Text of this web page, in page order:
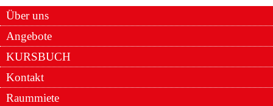
Über uns
Angebote
KURSBUCH
Kontakt
Raummiete